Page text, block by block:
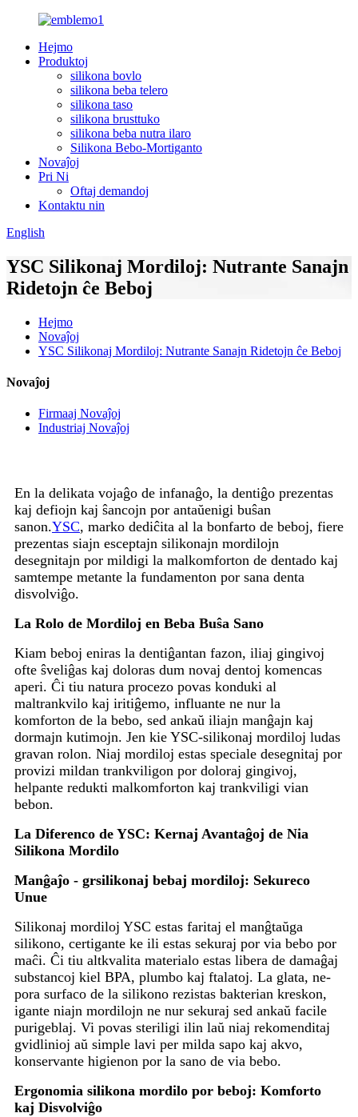
Hejmo
Produktoj
silikona bovlo
silikona beba telero
silikona taso
silikona brusttuko
silikona beba nutra ilaro
Silikona Bebo-Mortiganto
Novaĵoj
Pri Ni
Oftaj demandoj
Kontaktu nin
English
YSC Silikonaj Mordiloj: Nutrante Sanajn
Ridetojn ĉe Beboj
Hejmo
Novaĵoj
YSC Silikonaj Mordiloj: Nutrante Sanajn Ridetojn ĉe Beboj
Novaĵoj
Firmaaj Novaĵoj
Industriaj Novaĵoj
En la delikata vojaĝo de infanaĝo, la dentiĝo prezentas
kaj defiojn kaj ŝancojn por antaŭenigi buŝan
sanon.YSC, marko dediĉita al la bonfarto de beboj, fiere
prezentas siajn esceptajn silikonajn mordilojn
desegnitajn por mildigi la malkomforton de dentado kaj
samtempe metante la fundamenton por sana denta
disvolviĝo.
La Rolo de Mordiloj en Beba Buŝa Sano
Kiam beboj eniras la dentiĝantan fazon, iliaj gingivoj
ofte ŝveliĝas kaj doloras dum novaj dentoj komencas
aperi. Ĉi tiu natura procezo povas konduki al
maltrankvilo kaj iritiĝemo, influante ne nur la
komforton de la bebo, sed ankaŭ iliajn manĝajn kaj
dormajn kutimojn. Jen kie YSC-silikonaj mordiloj ludas
gravan rolon. Niaj mordiloj estas speciale desegnitaj por
provizi mildan trankviligon por doloraj gingivoj,
helpante redukti malkomforton kaj trankviligi vian
bebon.
La Diferenco de YSC: Kernaj Avantaĝoj de Nia
Silikona Mordilo
Manĝaĵo - grsilikonaj bebaj mordiloj: Sekureco
Unue
Silikonaj mordiloj YSC estas faritaj el manĝtaŭga
silikono, certigante ke ili estas sekuraj por via bebo por
maĉi. Ĉi tiu altkvalita materialo estas libera de damaĝaj
substancoj kiel BPA, plumbo kaj ftalatoj. La glata, ne-
pora surfaco de la silikono rezistas bakterian kreskon,
igante niajn mordilojn ne nur sekuraj sed ankaŭ facile
purigeblaj. Vi povas steriligi ilin laŭ niaj rekomenditaj
gvidlinioj aŭ simple lavi per milda sapo kaj akvo,
konservante higienon por la sano de via bebo.
Ergonomia silikona mordilo por beboj: Komforto
kaj Disvolviĝo